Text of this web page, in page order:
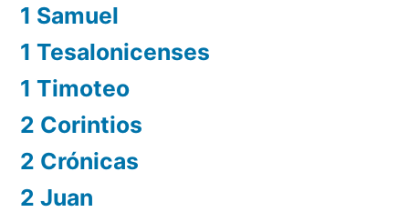
1 Samuel
1 Tesalonicenses
1 Timoteo
2 Corintios
2 Crónicas
2 Juan